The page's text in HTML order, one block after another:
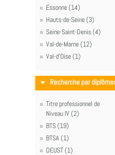
Essonne (14)
Hauts-de-Seine (3)
Seine-Saint-Denis (4)
Val-de-Marne (12)
Val-d'Oise (1)
Recherche par
Titre professionnel de
Niveau IV (2)
BTS (19)
BTSA (1)
DEUST (1)